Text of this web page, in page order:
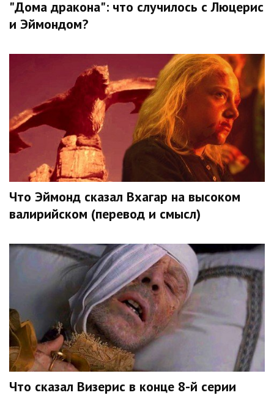
"Дома дракона": что случилось с Люцерис
и Эймондом?
Что Эймонд сказал Вхагар на высоком
валирийском (перевод и смысл)
Что сказал Визерис в конце 8-й серии